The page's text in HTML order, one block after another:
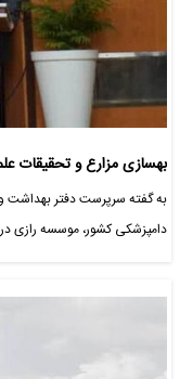
بهسازی مزارع و تحقیقات
به گفته سرپرست دفتر بهداشت و
دامپزشکی کشور، موسسه رازی در